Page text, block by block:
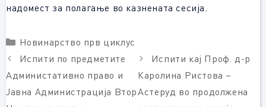
надомест за полагање во казнената сесија.
Categories
Новинарство прв циклус
Испити по предметите
Администативно право и
Јавна Администрација Втор
Испити кај Проф. д-р
Каролина Ристова –
Астеруд во продолжена